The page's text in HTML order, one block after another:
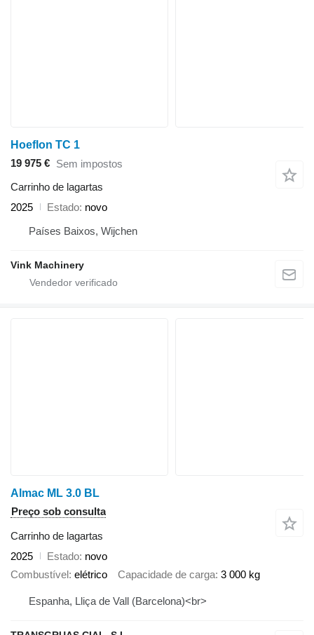
Hoeflon TC 1
19 975 € Sem impostos
Carrinho de lagartas
2025
Estado novo
Países Baixos, Wijchen
Vink Machinery
Almac ML 3.0 BL
Preço sob consulta
Carrinho de lagartas
2025
Estado novo
Combustível elétrico Capacidade de carga 3 000 kg
Espanha, Lliça de Vall (Barcelona)<br>